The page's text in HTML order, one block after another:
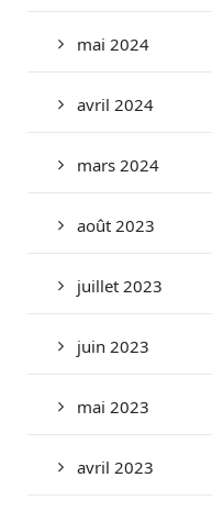
mai 2024
avril 2024
mars 2024
août 2023
juillet 2023
juin 2023
mai 2023
avril 2023